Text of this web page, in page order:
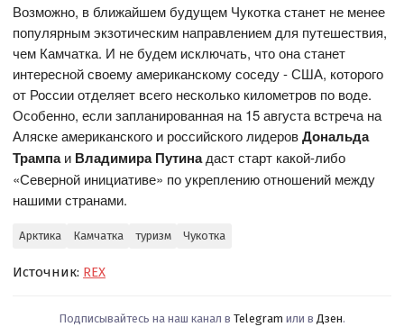
Возможно, в ближайшем будущем Чукотка станет не менее
популярным экзотическим направлением для путешествия,
чем Камчатка. И не будем исключать, что она станет
интересной своему американскому соседу - США, которого
от России отделяет всего несколько километров по воде.
Особенно, если запланированная на 15 августа встреча на
Аляске американского и российского лидеровДональда
Трампаи Владимира Путинадаст старт какой-либо
«Северной инициативе» по укреплению отношений между
нашими странами.
Арктика Камчатка туризм Чукотка
Источник: REX
Подписывайтесь на наш канал в Telegram или в Дзен.